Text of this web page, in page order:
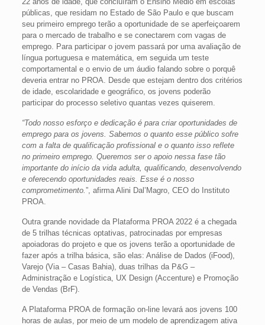
públicas, que residam no Estado de São Paulo e que buscam
seu primeiro emprego terão a oportunidade de se aperfeiçoarem
para o mercado de trabalho e se conectarem com vagas de
emprego. Para participar o jovem passará por uma avaliação de
língua portuguesa e matemática, em seguida um teste
comportamental e o envio de um áudio falando sobre o porquê
deveria entrar no PROA. Desde que estejam dentro dos critérios
de idade, escolaridade e geográfico, os jovens poderão
participar do processo seletivo quantas vezes quiserem.
“Todo nosso esforço e dedicação é para criar oportunidades de
emprego para os jovens. Sabemos o quanto esse público sofre
com a falta de qualificação profissional e o quanto isso reflete
no primeiro emprego. Queremos ser o apoio nessa fase tão
importante do início da vida adulta, qualificando, desenvolvendo
e oferecendo oportunidades reais. Esse é o nosso
comprometimento.”, afirma Alini Dal’Magro, CEO do Instituto
PROA.
Outra grande novidade da Plataforma PROA 2022 é a chegada
de 5 trilhas técnicas optativas, patrocinadas por empresas
apoiadoras do projeto e que os jovens terão a oportunidade de
fazer após a trilha básica, são elas: Análise de Dados (iFood),
Varejo (Via – Casas Bahia), duas trilhas da P&G –
Administração e Logística, UX Design (Accenture) e Promoção
de Vendas (BrF).
A Plataforma PROA de formação on-line levará aos jovens 100
horas de aulas, por meio de um modelo de aprendizagem ativa